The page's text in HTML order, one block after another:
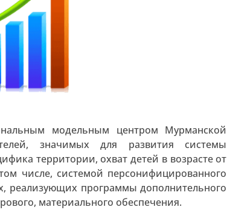
модельным центром Мурманской
значимых для развития системы
территории, охват детей в возрасте от
числе, системой персонифицированного
реализующих программы дополнительного
материального обеспечения.